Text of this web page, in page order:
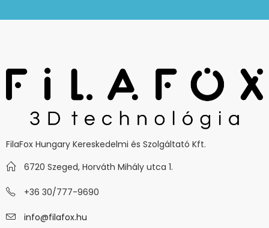
FilaFox Hungary Kereskedelmi és Szolgáltató Kft.
6720 Szeged, Horváth Mihály utca 1.
+36 30/777-9690
info@filafox.hu